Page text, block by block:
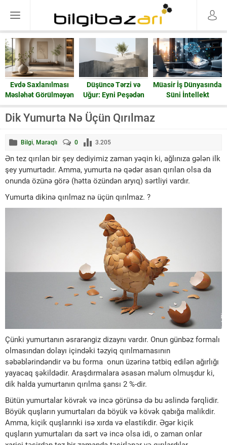
Evdə Saxlanılması
Məsləhət Görülməyən
15 Əşya: Enerji və
Ruzi
Düşüncə Tərzi və
Uğur: Eyni Peşədən
Fərqli Nəticələrə
Gedən Yol
Müasir İş Dünyasında
Süni İntellekt
Dik Yumurta Nə Üçün Qırılmaz
Bilgi, Maraqlı 0 3.205
Ən tez qırılan bir şey dediyimiz zaman yəqin ki, ağlınıza gələn ilk
şey yumurtadır. Amma, yumurta nə qədər asan qırılan olsa da
onunda özünə görə (hətta özündən aryıq) sərtliyi vardır.
Yumurta dikinə qırılmaz nə üçün qırılmaz. ?
Çünki yumurtanın əsrarəngiz dizaynı vardır. Onun günbəz formalı
olmasından dolayı içindəki təzyiq qırılmamasının
səbəblərindəndir və bu forma onun üzərinə tətbiq edilən ağırlığı
yayacaq şəkildədir. Araşdırmalara əsasən məlum olmuşdur ki,
dik halda yumurtanın qırılma şansı 2 %-dir.
Bütün yumurtalar kövrək və incə görünsə də bu əslində fərqlidir.
Böyük quşların yumurtaları da böyük və kövək qabığa malikdir.
Amma, kiçik quşlarınki isə xırda və elastikdir. Əgər kiçik
quşların yumurtaları da sərt və incə olsa idi, o zaman onlar